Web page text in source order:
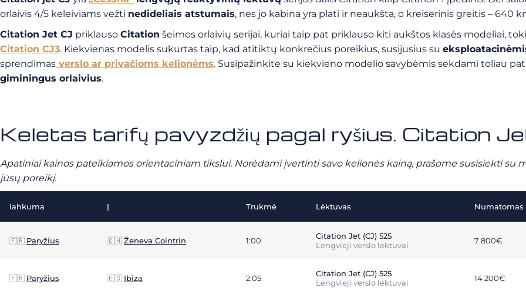
orlaivis 4/5 keleiviams vežti nedideliais atstumais, nes jo kabina yra plati ir neaukšta, o kreiserinis greitis – 640
Citation Jet CJ priklauso Citation šeimos orlaivių serijai, kuriai taip pat priklauso kiti aukštos klasės modeliai,
Citation CJ3. Kiekvienas modelis sukurtas taip, kad atitiktų konkrečius poreikius, susijusius su
sprendimas verslo ar privačioms kelionėms. Susipažinkite su kiekvieno modelio savybėmis sekdami toliau
giminingus orlaivius.
Keletas tarifų pavyzdžių pagal ryšius. Citation
Apatiniai kainos pateikiamos orientaciniam tikslui. Norėdami įvertinti savo kelionės kainą, prašome susisiekti su
jūsų poreikį.
lahkuma Į Trukmė Lėktuvas Numatomas
🇫🇷 Paryžius 🇨🇭Ženeva Cointrin 1:00
Citation Jet (CJ) 525
Lengvieji verslo lėktuvai
7 800€
🇫🇷 Paryžius 🇪🇸 Ibiza 2:05
Citation Jet (CJ) 525
Lengvieji verslo lėktuvai
14 200€